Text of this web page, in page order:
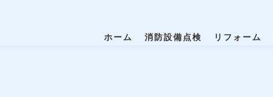
ホーム 消防設備点検 リフォーム